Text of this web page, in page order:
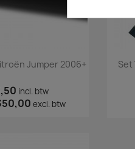
bekijken
Jumper 2006+
incl. btw
excl. btw
Set